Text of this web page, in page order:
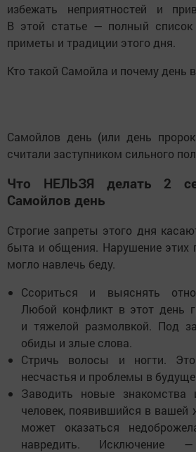
избежать неприятностей и
В этой статье — полный список
приметы и традиции этого дня.
Кто такой Самойла и почему день
Самойлов день (или день
считали заступником сильного
Что НЕЛЬЗЯ делать 2
Самойлов день
Строгие запреты этого дня
быта и общения. Нарушение этих
могло навлечь беду.
Ссориться и выяснять
Любой конфликт в этот день
и тяжелой размолвкой. Под
обиды и злые слова.
Стричь волосы и ногти.
несчастья и проблемы в
Заводить новые
человек, появившийся в вашей
может оказаться
навредить. Исключение —